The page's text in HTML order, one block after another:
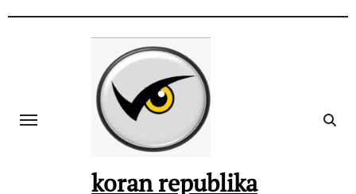
koran republika